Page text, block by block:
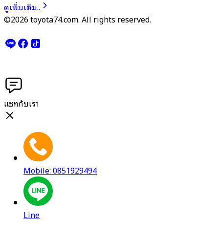
ดูเพิ่มเติม..
©2026 toyota74.com. All rights reserved.
แชทกับเรา
Mobile: 0851929494
Line